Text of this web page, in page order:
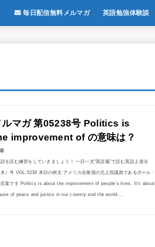
毎日配信無料メルマガ 英語勉強体験談
ルマガ 第05238号 Politics is
improvement of の意味は？
を読む練習をしていきましょう！ 一日一文“英語脳”で読む英語上達法
）号 VOL.5238 本日の例文 アメリカ合衆国の元上院議員であるポール・
言葉です Politics is about the improvement of people's lives. It's about
of peace and justice in our country and the world....